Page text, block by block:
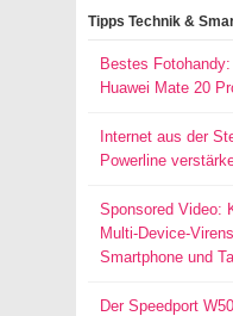
Tipps Technik &
Bestes
Huawei Mate 20
Internet aus der
Powerline
Sponsored Video:
Multi-Device-
Smartphone und
Der Speedport